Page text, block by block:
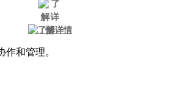
和管理。